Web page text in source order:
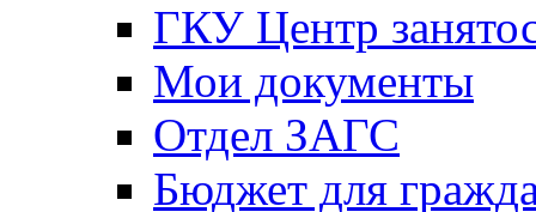
ГКУ Центр
Мои документы
Отдел ЗАГС
Бюджет для